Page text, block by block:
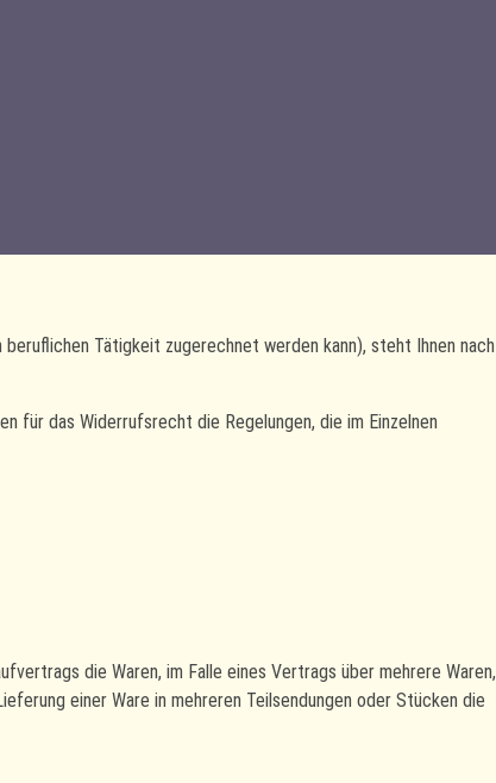
Tätigkeit zugerechnet werden kann), steht Ihnen nach
für das Widerrufsrecht die Regelungen, die im Einzelnen
die Waren, im Falle eines Vertrags über mehrere Waren,
einer Ware in mehreren Teilsendungen oder Stücken die